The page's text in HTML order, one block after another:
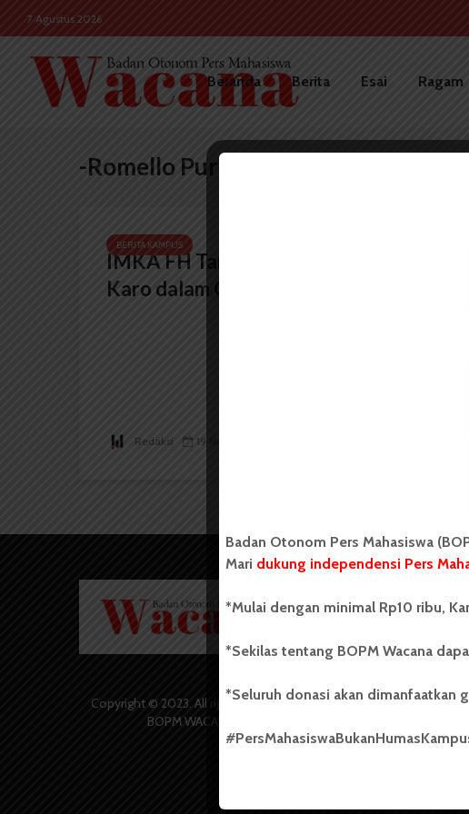
7 Agustus 2026
Beranda Berita Esai Ragam
-Romello Purba
BERITA KAMPUS
IMKA FH Tampilkan Budaya
Karo dalam Gendang...
Redaksi 19 November 2017
Copyright © 2023. All rights reserved
BOPM WACANA.
Wacana
secara mandiri oleh
Universitas
salah satu Unit
dengan nama Pers
USU yang berdiri
Badan Otonom Pers Mahasiswa
Mari dukung independensi Pers
*Mulai dengan minimal Rp10 ribu,
*Sekilas tentang BOPM Wacana
*Seluruh donasi akan dimanfaatkan